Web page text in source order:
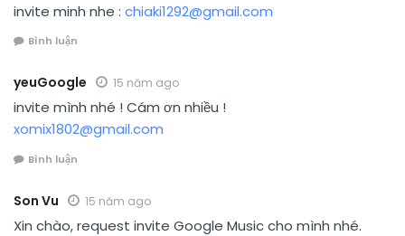
invite minh nhe : chiaki1292@gmail.com
Bình luận
yeuGoogle 15 năm ago
invite mình nhé ! Cám ơn nhiều !
xomix1802@gmail.com
Bình luận
Son Vu 15 năm ago
Xin chào, request invite Google Music cho mình nhé.